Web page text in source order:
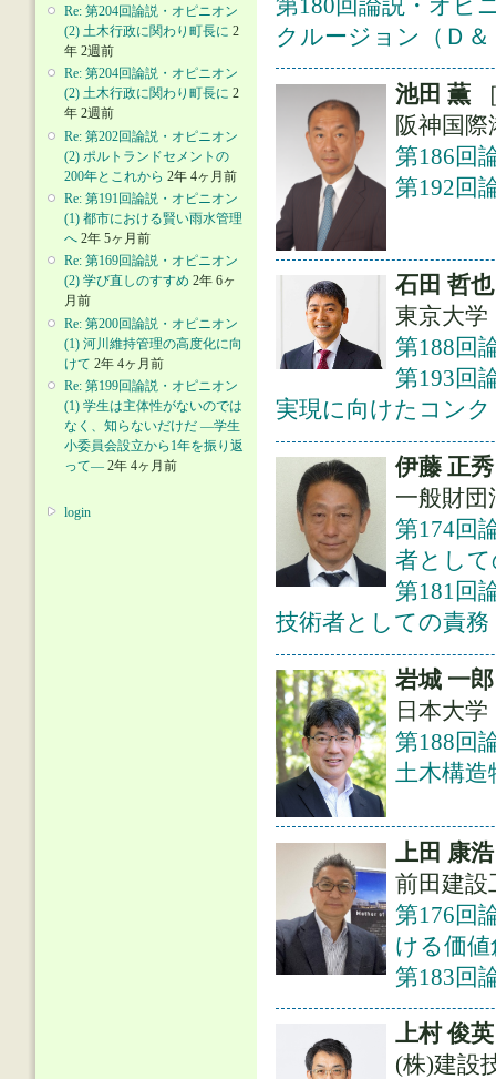
Re: 第204回論説・オピニオン
(2) 土木行政に関わり町長に 2
年 2週前
Re: 第204回論説・オピニオン
(2) 土木行政に関わり町長に 2
年 2週前
Re: 第202回論説・オピニオン
(2) ポルトランドセメントの
200年とこれから 2年 4ヶ月前
Re: 第191回論説・オピニオン
(1) 都市における賢い雨水管理
へ 2年 5ヶ月前
Re: 第169回論説・オピニオン
(2) 学び直しのすすめ 2年 6ヶ
月前
Re: 第200回論説・オピニオン
(1) 河川維持管理の高度化に向
けて 2年 4ヶ月前
Re: 第199回論説・オピニオン
(1) 学生は主体性がないのでは
なく、知らないだけだ ―学生
小委員会設立から1年を振り返
って― 2年 4ヶ月前
login
第180回論説・オピ
クルージョン（Ｄ
池田 薫
阪神国際
第186回
第192回
石田 哲也
東京大学
第188回
第193回
実現に向けたコン
伊藤 正秀
一般財
第174回
者とし
第181回
技術者としての責務
岩城 一郎
日本大学
第188回
土木構
上田 康浩
前田建設
第176回
ける価
第183回
上村 俊英
(株)建設